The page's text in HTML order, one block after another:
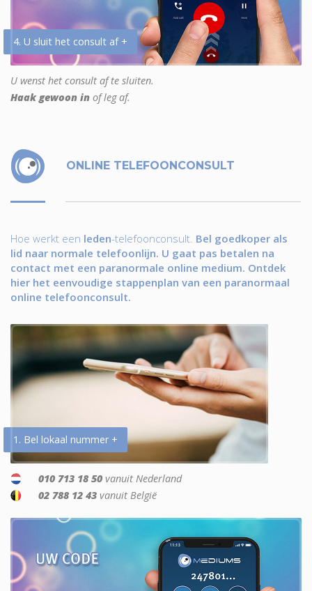
4. U sluit het consult af +
U wenst het consult af te sluiten.
Haak gewoon in of leg af.
ONLINE TELEFOONCONSULT
Hoe werkt een leden-telefoonconsult. Bel goedkoper als
lid naar normale telefoonlijn. U gaat pas betalen na
contact met een paranormale online medium. Ontdek
hier het eenvoudige stappenplan van een paranormaal
online telefoonconsult.
1. Bel lokaal nummer +
010 713 18 50 vanuit Nederland
02 788 12 43 vanuit België